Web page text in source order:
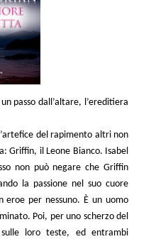
passo dall’altare, l’ereditiera
del rapimento altri non
Griffin, il Leone Bianco. Isabel
non può negare che Griffin
la passione nel suo cuore
eroe per nessuno. È un uomo
Poi, per uno scherzo del
loro teste, ed entrambi